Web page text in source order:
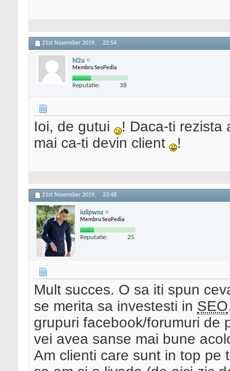
21st November 2019, 22:54
hl2u
Membru SeoPedia
Reputatie: 38
Ioi, de gutui
! Daca-ti rezista
mai ca-ti devin client
!
21st November 2019, 23:48
iulipwnz
Membru SeoPedia
Reputatie: 25
Mult succes. O sa iti spun
se merita sa investesti in SEO
grupuri facebook/forumuri de
vei avea sanse mai bune
Am clienti care sunt in top pe